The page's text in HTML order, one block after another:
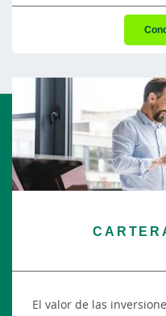
El valor de las